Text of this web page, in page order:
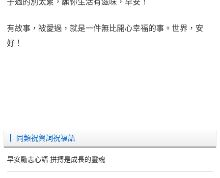
子過的別太累，願你生活有滋味，早安！
有故事，被愛過，就是一件無比開心幸福的事。世界，安
好！
┃ 同類祝賀詞祝福語
早安勵志心語 拼搏是成長的靈魂